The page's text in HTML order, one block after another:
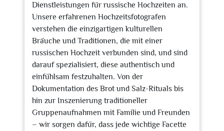
Dienstleistungen für russische Hochzeiten an.
Unsere erfahrenen Hochzeitsfotografen
verstehen die einzigartigen kulturellen
Bräuche und Traditionen, die mit einer
russischen Hochzeit verbunden sind, und sind
darauf spezialisiert, diese authentisch und
einfühlsam festzuhalten. Von der
Dokumentation des Brot und Salz-Rituals bis
hin zur Inszenierung traditioneller
Gruppenaufnahmen mit Familie und Freunden
– wir sorgen dafür, dass jede wichtige Facette